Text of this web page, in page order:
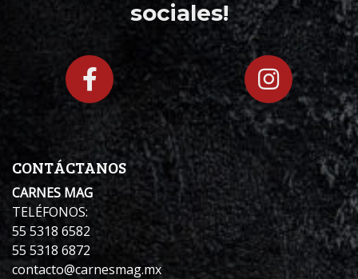
sociales!
CONTÁCTANOS
CARNES MAG
TELÉFONOS:
55 5318 6582
55 5318 6872
contacto@carnesmag.mx